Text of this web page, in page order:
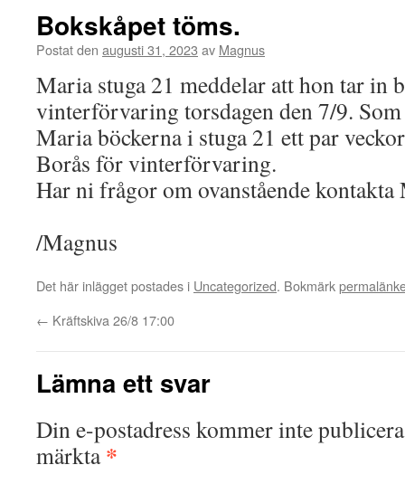
Bokskåpet töms.
Postat den augusti 31, 2023 av Magnus
Maria stuga 21 meddelar att hon tar in
vinterförvaring torsdagen den 7/9.
Maria böckerna i stuga 21 ett par
Borås för vinterförvaring.
Har ni frågor om ovanstående kontakta
/Magnus
Det här inlägget postades i Uncategorized. Bokmärk
← Kräftskiva 26/8 17:00
Lämna ett svar
Din e-postadress kommer inte
märkta*